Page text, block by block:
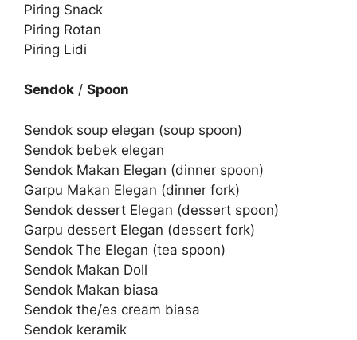
Piring Snack
Piring Rotan
Piring Lidi
Sendok / Spoon
Sendok soup elegan (soup spoon)
Sendok bebek elegan
Sendok Makan Elegan (dinner spoon)
Garpu Makan Elegan (dinner fork)
Sendok dessert Elegan (dessert spoon)
Garpu dessert Elegan (dessert fork)
Sendok The Elegan (tea spoon)
Sendok Makan Doll
Sendok Makan biasa
Sendok the/es cream biasa
Sendok keramik